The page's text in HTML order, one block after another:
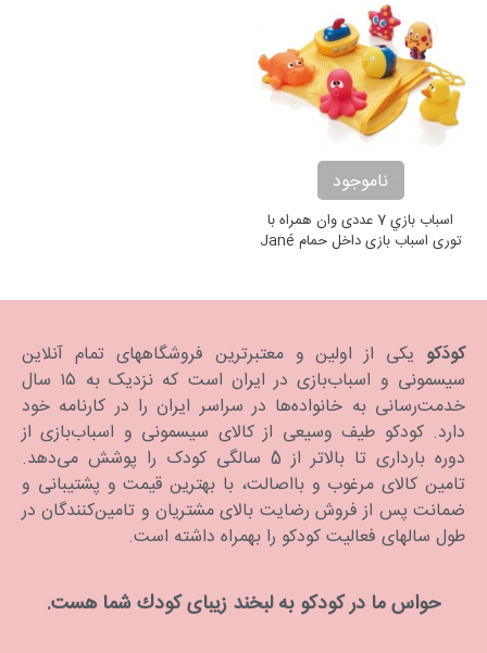
ناموجود
اسباب بازي 7 عددی وان همراه با
توری اسباب بازی داخل حمام Jané
کودَکو یکی از اولین و معتبرترین فروشگاههای تمام آنلاین
سیسمونی و اسباب‌بازی در ایران است که نزدیک به ۱۵ سال
خدمت‌رسانی به خانواده‌ها در سراسر ایران را در کارنامه خود
دارد. كودكو طیف وسیعی از کالای سیسمونی و اسباب‌بازی از
دوره بارداری تا بالاتر از 5 سالگی کودک را پوشش می‌دهد.
تامین کالای مرغوب و بااصالت، با بهترین قیمت و پشتیبانی و
ضمانت پس از فروش رضایت بالای مشتریان و تامین‌کنندگان در
طول سالهای فعالیت کودکو را بهمراه داشته است.
حواس ما در كودكو به لبخند زیبای كودك شما هست.